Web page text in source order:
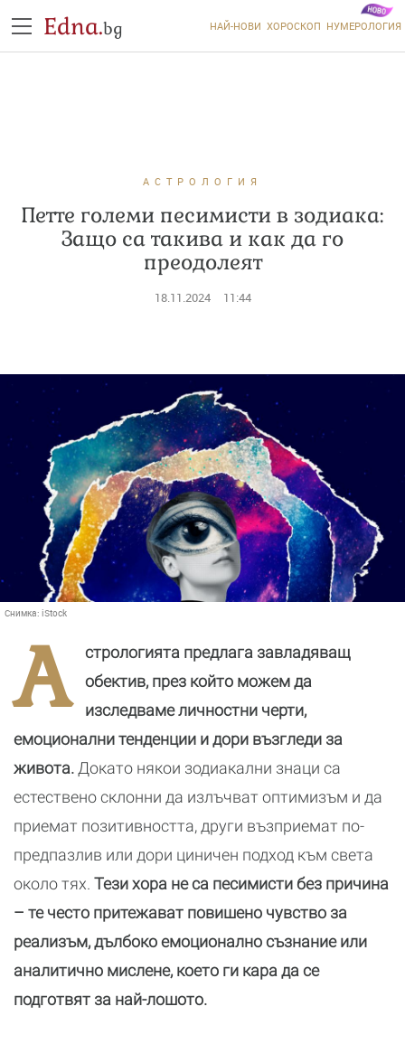
Edna.bg НАЙ-НОВИ ХОРОСКОП НУМЕРОЛОГИЯ
АСТРОЛОГИЯ
Петте големи песимисти в зодиака:
Защо са такива и как да го
преодолеят
18.11.2024 11:44
Снимка: iStock
А
стрологията предлага завладяващ
обектив, през който можем да
изследваме личностни черти,
емоционални тенденции и дори възгледи за
живота. Докато някои зодиакални знаци са
естествено склонни да излъчват оптимизъм и да
приемат позитивността, други възприемат по-
предпазлив или дори циничен подход към света
около тях. Тези хора не са песимисти без причина
– те често притежават повишено чувство за
реализъм, дълбоко емоционално съзнание или
аналитично мислене, което ги кара да се
подготвят за най-лошото.